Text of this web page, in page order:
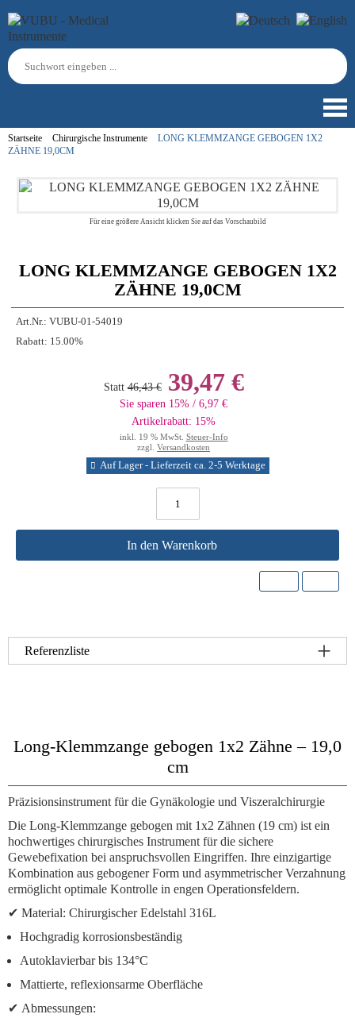
Startseite Chirurgische Instrumente
LONG KLEMMZANGE GEBOGEN 1X2
ZÄHNE 19,0CM
Für eine größere Ansicht klicken Sie auf das Vorschaubild
LONG KLEMMZANGE GEBOGEN 1X2
ZÄHNE 19,0CM
Art.Nr.: VUBU-01-54019
Rabatt: 15.00%
Statt 46,43 €39,47 €
Sie sparen 15% / 6,97 €
Artikelrabatt: 15%
inkl. 19 % MwSt. Steuer-Info
zzgl. Versandkosten
Auf Lager - Lieferzeit ca. 2-5 Werktage
In den Warenkorb
Referenzliste
Long-Klemmzange gebogen 1x2 Zähne – 19,0
cm
Präzisionsinstrument für die Gynäkologie und Viszeralchirurgie
Die Long-Klemmzange gebogen mit 1x2 Zähnen (19 cm) ist ein
hochwertiges chirurgisches Instrument für die sichere
Gewebefixation bei anspruchsvollen Eingriffen. Ihre einzigartige
Kombination aus gebogener Form und asymmetrischer Verzahnung
ermöglicht optimale Kontrolle in engen Operationsfeldern.
✔ Material: Chirurgischer Edelstahl 316L
Hochgradig korrosionsbeständig
Autoklavierbar bis 134°C
Mattierte, reflexionsarme Oberfläche
✔ Abmessungen: